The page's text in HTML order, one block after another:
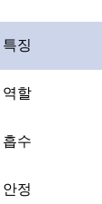
특징
역할
흡수
안정